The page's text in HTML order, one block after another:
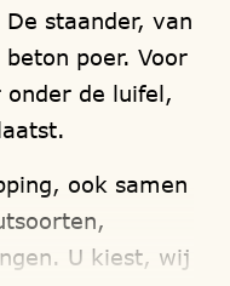
staander, van
poer. Voor
de luifel,
ook samen
U kiest, wij